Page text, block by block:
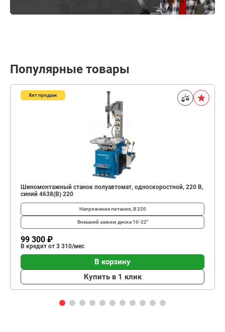
Популярные товары
Хит продаж
Шиномонтажный станок полуавтомат, односкоростной, 220 В,
синий 4638(B) 220
Напряжение питания, В220
Внешний зажим диска10-22"
99 300 ₽
В кредит от 3 310/мес
В корзину
Купить в 1 клик